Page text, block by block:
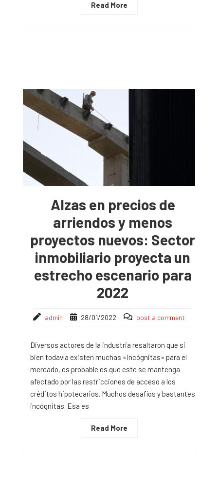
Read More
Alzas en precios de
arriendos y menos
proyectos nuevos: Sector
inmobiliario proyecta un
estrecho escenario para
2022
admin 28/01/2022 post a comment
Diversos actores de la industria resaltaron que si
bien todavía existen muchas «incógnitas» para el
mercado, es probable es que este se mantenga
afectado por las restricciones de acceso a los
créditos hipotecarios. Muchos desafíos y bastantes
incógnitas. Esa es
Read More